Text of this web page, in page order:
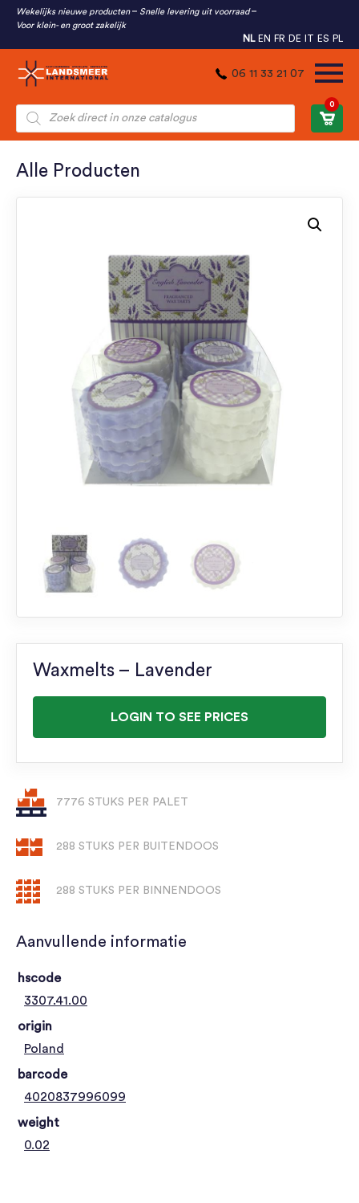
Wekelijks nieuwe producten
Snelle levering uit voorraad
Voor klein- en groot zakelijk
NL EN FR DE IT ES PL
06 11 33 21 07
Producten
zoeken
0
Alle Producten
Waxmelts – Lavender
LOGIN TO SEE PRICES
7776 STUKS PER PALET
288 STUKS PER BUITENDOOS
288 STUKS PER BINNENDOOS
Aanvullende informatie
hscode
3307.41.00
origin
Poland
barcode
4020837996099
weight
0.02